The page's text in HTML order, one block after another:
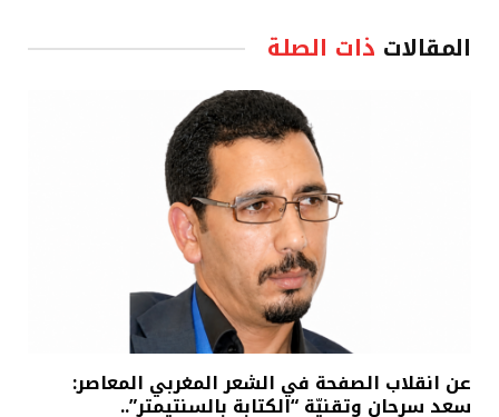
المقالات ذات الصلة
عن انقلاب الصفحة في الشعر المغربي المعاصر:
سعد سرحان وتقنيّة “الكتابة بالسنتيمتر”..